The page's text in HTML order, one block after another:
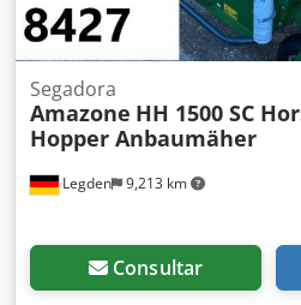
Legden 9,213 km
Segadora
Amazone HH 1500 SC
Hopper Anbaumäher
Consultar